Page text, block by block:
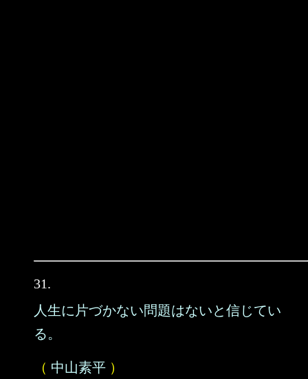
31.
人生に片づかない問題はないと信じてい
る。
（ 中山素平 ）